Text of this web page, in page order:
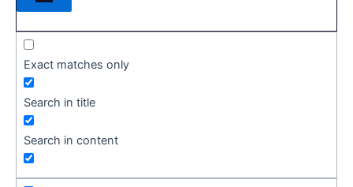
Exact matches only
Search in title
Search in content